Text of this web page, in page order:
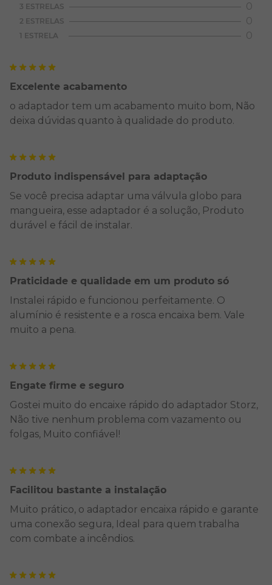
3 ESTRELAS 0
2 ESTRELAS 0
1 ESTRELA 0
Excelente acabamento
o adaptador tem um acabamento muito bom, Não
deixa dúvidas quanto à qualidade do produto.
Produto indispensável para adaptação
Se você precisa adaptar uma válvula globo para
mangueira, esse adaptador é a solução, Produto
durável e fácil de instalar.
Praticidade e qualidade em um produto só
Instalei rápido e funcionou perfeitamente. O
alumínio é resistente e a rosca encaixa bem. Vale
muito a pena.
Engate firme e seguro
Gostei muito do encaixe rápido do adaptador Storz,
Não tive nenhum problema com vazamento ou
folgas, Muito confiável!
Facilitou bastante a instalação
Muito prático, o adaptador encaixa rápido e garante
uma conexão segura, Ideal para quem trabalha
com combate a incêndios.